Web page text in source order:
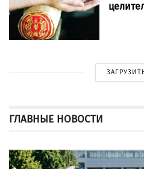
ГЛАВНЫЕ НОВОСТИ